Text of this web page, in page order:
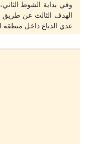
الهدف الثالث عن طريق
عدي الدباغ داخل منطقة